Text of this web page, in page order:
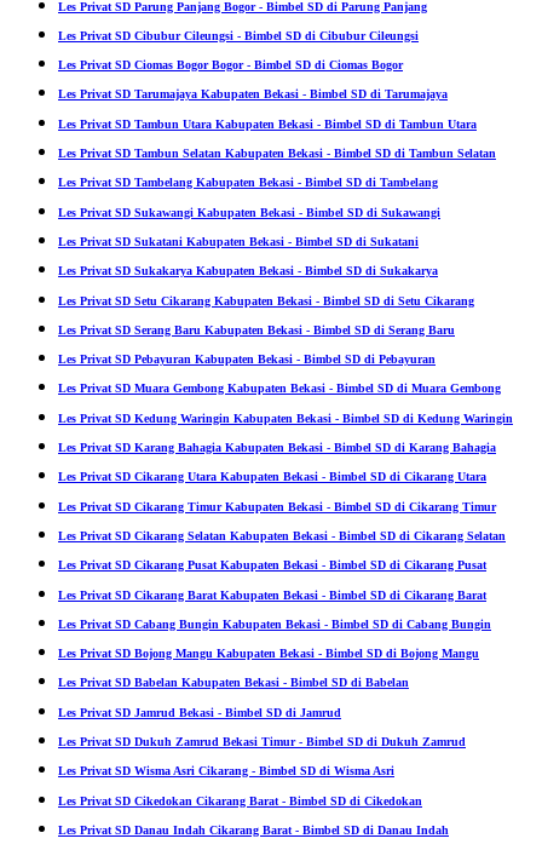
Les Privat SD Parung Panjang Bogor - Bimbel SD di Parung Panjang
Les Privat SD Cibubur Cileungsi - Bimbel SD di Cibubur Cileungsi
Les Privat SD Ciomas Bogor Bogor - Bimbel SD di Ciomas Bogor
Les Privat SD Tarumajaya Kabupaten Bekasi - Bimbel SD di Tarumajaya
Les Privat SD Tambun Utara Kabupaten Bekasi - Bimbel SD di Tambun Utara
Les Privat SD Tambun Selatan Kabupaten Bekasi - Bimbel SD di Tambun Selatan
Les Privat SD Tambelang Kabupaten Bekasi - Bimbel SD di Tambelang
Les Privat SD Sukawangi Kabupaten Bekasi - Bimbel SD di Sukawangi
Les Privat SD Sukatani Kabupaten Bekasi - Bimbel SD di Sukatani
Les Privat SD Sukakarya Kabupaten Bekasi - Bimbel SD di Sukakarya
Les Privat SD Setu Cikarang Kabupaten Bekasi - Bimbel SD di Setu Cikarang
Les Privat SD Serang Baru Kabupaten Bekasi - Bimbel SD di Serang Baru
Les Privat SD Pebayuran Kabupaten Bekasi - Bimbel SD di Pebayuran
Les Privat SD Muara Gembong Kabupaten Bekasi - Bimbel SD di Muara Gembong
Les Privat SD Kedung Waringin Kabupaten Bekasi - Bimbel SD di Kedung Waringin
Les Privat SD Karang Bahagia Kabupaten Bekasi - Bimbel SD di Karang Bahagia
Les Privat SD Cikarang Utara Kabupaten Bekasi - Bimbel SD di Cikarang Utara
Les Privat SD Cikarang Timur Kabupaten Bekasi - Bimbel SD di Cikarang Timur
Les Privat SD Cikarang Selatan Kabupaten Bekasi - Bimbel SD di Cikarang Selatan
Les Privat SD Cikarang Pusat Kabupaten Bekasi - Bimbel SD di Cikarang Pusat
Les Privat SD Cikarang Barat Kabupaten Bekasi - Bimbel SD di Cikarang Barat
Les Privat SD Cabang Bungin Kabupaten Bekasi - Bimbel SD di Cabang Bungin
Les Privat SD Bojong Mangu Kabupaten Bekasi - Bimbel SD di Bojong Mangu
Les Privat SD Babelan Kabupaten Bekasi - Bimbel SD di Babelan
Les Privat SD Jamrud Bekasi - Bimbel SD di Jamrud
Les Privat SD Dukuh Zamrud Bekasi Timur - Bimbel SD di Dukuh Zamrud
Les Privat SD Wisma Asri Cikarang - Bimbel SD di Wisma Asri
Les Privat SD Cikedokan Cikarang Barat - Bimbel SD di Cikedokan
Les Privat SD Danau Indah Cikarang Barat - Bimbel SD di Danau Indah